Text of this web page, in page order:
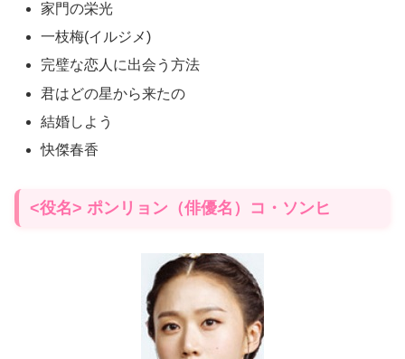
家門の栄光
一枝梅(イルジメ)
完璧な恋人に出会う方法
君はどの星から来たの
結婚しよう
快傑春香
<役名> ポンリョン（俳優名）コ・ソンヒ